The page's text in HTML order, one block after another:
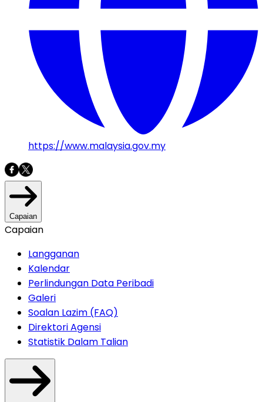
https://www.malaysia.gov.my
Capaian
Capaian
Langganan
Kalendar
Perlindungan Data Peribadi
Galeri
Soalan Lazim (FAQ)
Direktori Agensi
Statistik Dalam Talian